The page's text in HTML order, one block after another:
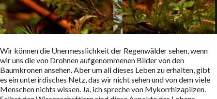
Wir können die Unermesslichkeit der Regenwälder sehen, wenn
wir uns die von Drohnen aufgenommenen Bilder von den
Baumkronen ansehen. Aber um all dieses Leben zu erhalten, gibt
es ein unterirdisches Netz, das wir nicht sehen und von dem viele
Menschen nichts wissen. Ja, ich spreche von Mykorrhizapilzen.